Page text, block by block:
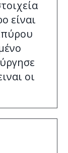
είναι
οι